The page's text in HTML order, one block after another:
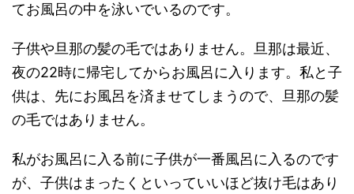
てお風呂の中を泳いでいるのです。
子供や旦那の髪の毛ではありません。旦那は最近、
夜の22時に帰宅してからお風呂に入ります。私と子
供は、先にお風呂を済ませてしまうので、旦那の髪
の毛ではありません。
私がお風呂に入る前に子供が一番風呂に入るのです
が、子供はまったくといっていいほど抜け毛はあり